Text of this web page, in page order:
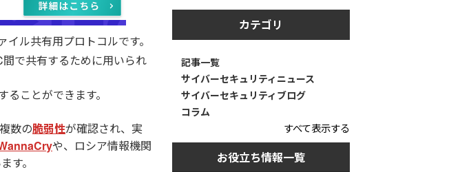
ル共有用プロトコルです。
で共有するために用いられ
ことができます。
数の脆弱性が確認され、実
や、ロシア情報機関
す。
カテゴリ
記事一覧
サイバーセキュリティニュース
サイバーセキュリティブログ
コラム
すべて表示する
お役立ち情報一覧